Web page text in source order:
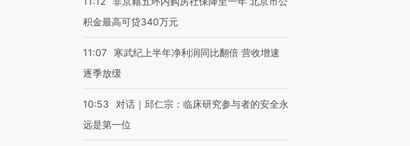
积金最高可贷340万元
11:07
寒武纪上半年净利润同比翻倍 营收增速
逐季放缓
10:53
对话｜邱仁宗：临床研究参与者的安全永
远是第一位